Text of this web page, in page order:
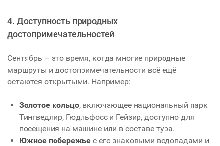
4. Доступность природных
достопримечательностей
Сентябрь – это время, когда многие природные
маршруты и достопримечательности всё ещё
остаются открытыми. Например:
Золотое кольцо, включающее национальный парк
Тингведлир, Гюдльфосс и Гейзир, доступно для
посещения на машине или в составе тура.
Южное побережье с его знаковыми водопадами и